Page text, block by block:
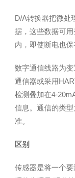
D/A转换器把微处
据，这些数据可
内，即使断电也保
数字通信线路为
通信器或采用
检测叠加在4-
信息。通信的类
准。
区别
传感器是将一个